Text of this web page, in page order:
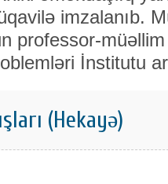
imzalanıb.
professor-
İnstitutu
(Hekayə)